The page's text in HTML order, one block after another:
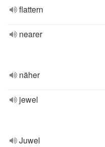
flattern
nearer
näher
jewel
Juwel